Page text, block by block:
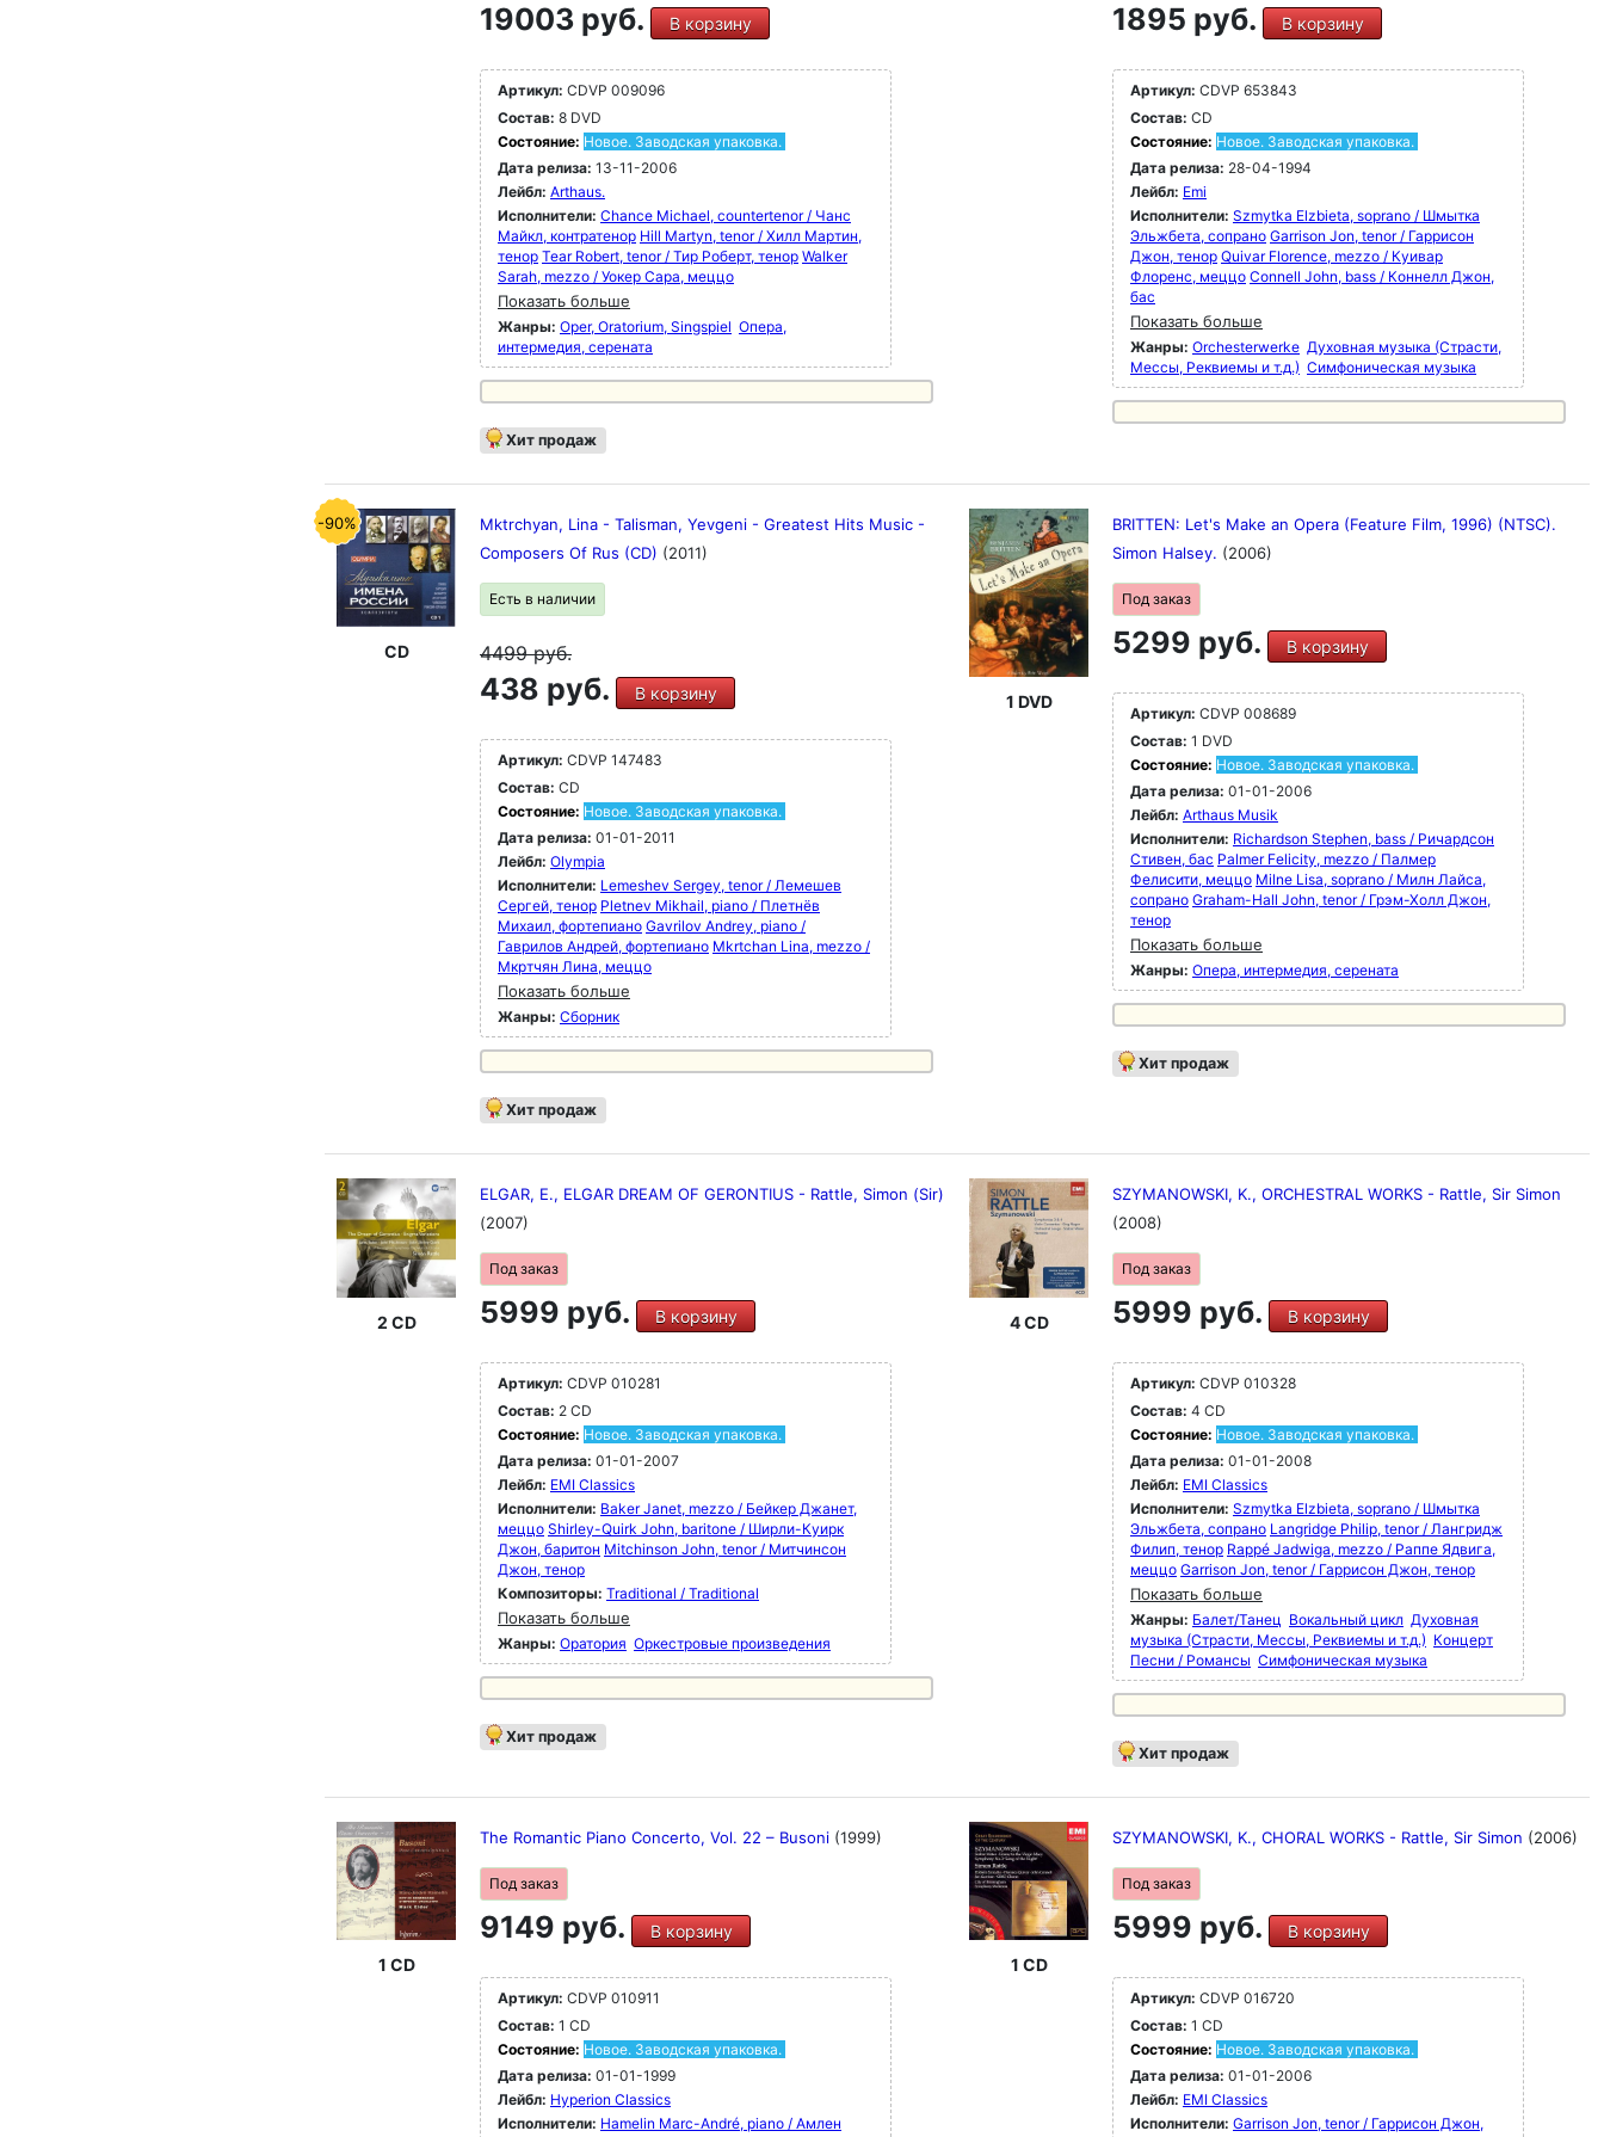
19003 руб. В корзину
Артикул: CDVP 009096
Состав: 8 DVD
Состояние: Новое. Заводская упаковка.
Дата релиза: 13-11-2006
Лейбл: Arthaus.
Исполнители: Chance Michael, countertenor / Чанс
Майкл, контратенор Hill Martyn, tenor / Хилл Мартин,
тенор Tear Robert, tenor / Тир Роберт, тенор Walker
Sarah, mezzo / Уокер Сара, меццо
Показать больше
Жанры: Oper, Oratorium, Singspiel Опера,
интермедия, серената
Хит продаж
1895 руб. В корзину
Артикул: CDVP 653843
Состав: CD
Состояние: Новое. Заводская упаковка.
Дата релиза: 28-04-1994
Лейбл: Emi
Исполнители: Szmytka Elzbieta, soprano / Шмытка
Эльжбета, сопрано Garrison Jon, tenor / Гаррисон
Джон, тенор Quivar Florence, mezzo / Куивар
Флоренс, меццо Connell John, bass / Коннелл Джон,
бас
Показать больше
Жанры: Orchesterwerke Духовная музыка (Страсти,
Мессы, Реквиемы и т.д.) Симфоническая музыка
-90%
CD
Mktrchyan, Lina - Talisman, Yevgeni - Greatest Hits Music -
Composers Of Rus (CD) (2011)
Есть в наличии
4499руб.
438 руб. В корзину
Артикул: CDVP 147483
Состав: CD
Состояние: Новое. Заводская упаковка.
Дата релиза: 01-01-2011
Лейбл: Olympia
Исполнители: Lemeshev Sergey, tenor / Лемешев
Сергей, тенор Pletnev Mikhail, piano / Плетнёв
Михаил, фортепиано Gavrilov Andrey, piano /
Гаврилов Андрей, фортепиано Mkrtchan Lina, mezzo /
Мкртчян Лина, меццо
Показать больше
Жанры: Сборник
Хит продаж
1 DVD
BRITTEN: Let's Make an Opera (Feature Film, 1996) (NTSC).
Simon Halsey. (2006)
Под заказ
5299 руб. В корзину
Артикул: CDVP 008689
Состав: 1 DVD
Состояние: Новое. Заводская упаковка.
Дата релиза: 01-01-2006
Лейбл: Arthaus Musik
Исполнители: Richardson Stephen, bass / Ричардсон
Стивен, бас Palmer Felicity, mezzo / Палмер
Фелисити, меццо Milne Lisa, soprano / Милн Лайса,
сопрано Graham-Hall John, tenor / Грэм-Холл Джон,
тенор
Показать больше
Жанры: Опера, интермедия, серената
Хит продаж
2 CD
ELGAR, E., ELGAR DREAM OF GERONTIUS - Rattle, Simon (Sir)
(2007)
Под заказ
5999 руб. В корзину
Артикул: CDVP 010281
Состав: 2 CD
Состояние: Новое. Заводская упаковка.
Дата релиза: 01-01-2007
Лейбл: EMI Classics
Исполнители: Baker Janet, mezzo / Бейкер Джанет,
меццо Shirley-Quirk John, baritone / Ширли-Куирк
Джон, баритон Mitchinson John, tenor / Митчинсон
Джон, тенор
Композиторы: Traditional / Traditional
Показать больше
Жанры: Оратория Оркестровые произведения
Хит продаж
4 CD
SZYMANOWSKI, K., ORCHESTRAL WORKS - Rattle, Sir Simon
(2008)
Под заказ
5999 руб. В корзину
Артикул: CDVP 010328
Состав: 4 CD
Состояние: Новое. Заводская упаковка.
Дата релиза: 01-01-2008
Лейбл: EMI Classics
Исполнители: Szmytka Elzbieta, soprano / Шмытка
Эльжбета, сопрано Langridge Philip, tenor / Лангридж
Филип, тенор Rappé Jadwiga, mezzo / Раппе Ядвига,
меццо Garrison Jon, tenor / Гаррисон Джон, тенор
Показать больше
Жанры: Балет/Танец Вокальный цикл Духовная
музыка (Страсти, Мессы, Реквиемы и т.д.) Концерт
Песни / Романсы Симфоническая музыка
Хит продаж
1 CD
The Romantic Piano Concerto, Vol. 22 – Busoni (1999)
Под заказ
9149 руб. В корзину
Артикул: CDVP 010911
Состав: 1 CD
Состояние: Новое. Заводская упаковка.
Дата релиза: 01-01-1999
Лейбл: Hyperion Classics
Исполнители: Hamelin Marc-André, piano / Амлен
1 CD
SZYMANOWSKI, K., CHORAL WORKS - Rattle, Sir Simon (2006)
Под заказ
5999 руб. В корзину
Артикул: CDVP 016720
Состав: 1 CD
Состояние: Новое. Заводская упаковка.
Дата релиза: 01-01-2006
Лейбл: EMI Classics
Исполнители: Garrison Jon, tenor / Гаррисон Джон,